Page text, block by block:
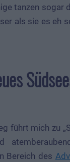
tanzen sogar
als sie es eh
führt mich zu
Bereich des